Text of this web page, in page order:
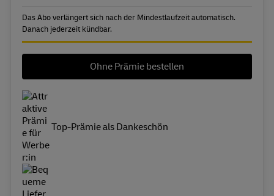
Das Abo verlängert sich nach der Mindestlaufzeit automatisch.
Danach jederzeit kündbar.
Ohne Prämie bestellen
Top-Prämie als Dankeschön